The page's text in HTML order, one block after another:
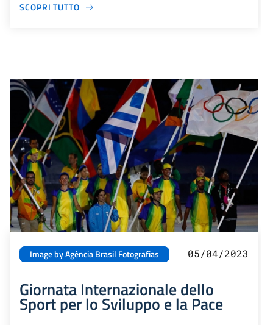
SCOPRI TUTTO
Image by Agência Brasil Fotografias 05/04/2023
Giornata Internazionale dello
Sport per lo Sviluppo e la Pace